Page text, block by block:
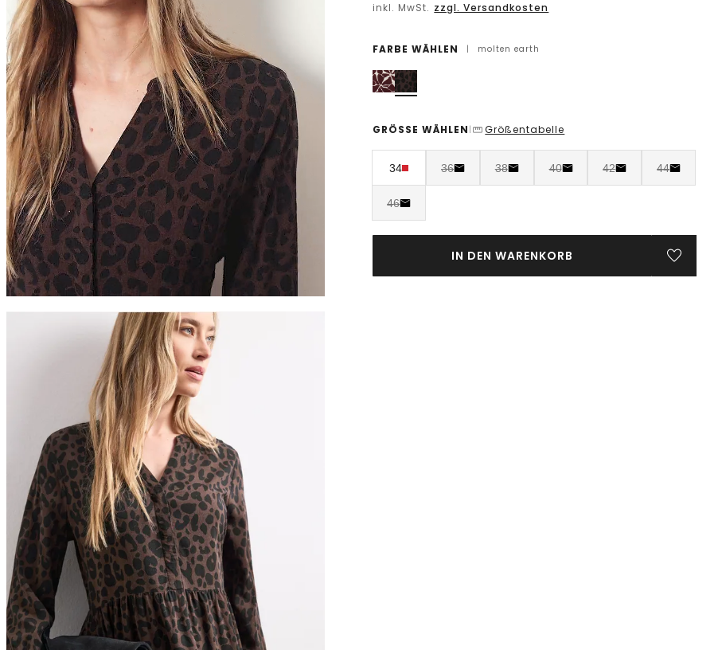
inkl. MwSt. zzgl. Versandkosten
FARBE WÄHLEN | molten earth
GRÖSSE WÄHLEN | Größentabelle
34 36 38 40 42 44
46
IN DEN WARENKORB